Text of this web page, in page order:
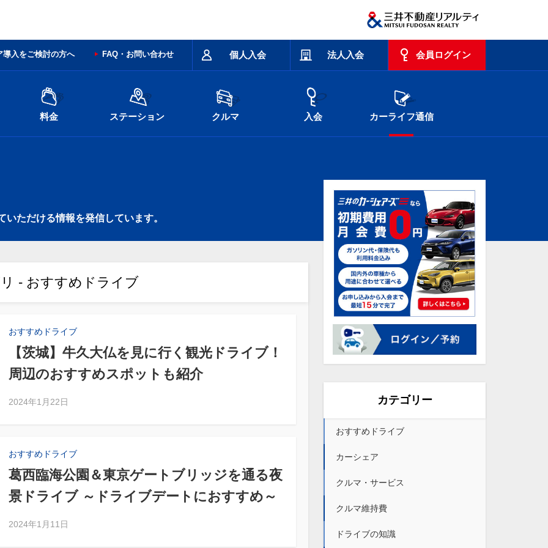
個人入会 法人入会 会員ログイン
導入をご検討の方へ FAQ・お問い合わせ
料金 ステーション クルマ 入会 カーライフ通信
ただける情報を発信しています。
- おすすめドライブ
おすすめドライブ
【茨城】牛久大仏を見に行く観光ドライブ！
周辺のおすすめスポットも紹介
2024年1月22日
おすすめドライブ
葛西臨海公園＆東京ゲートブリッジを通る夜
景ドライブ ～ドライブデートにおすすめ～
2024年1月11日
カテゴリー
おすすめドライブ
カーシェア
クルマ・サービス
クルマ維持費
ドライブの知識